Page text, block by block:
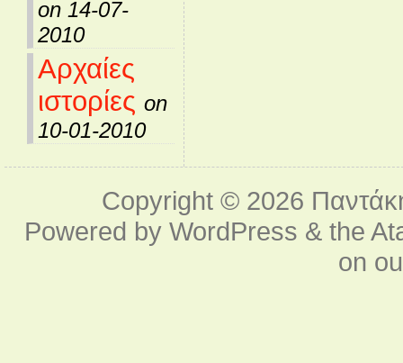
on 14-07-
2010
Αρχαίες
ιστορίες on
10-01-2010
Copyright © 2026
Powered byWordPress & the
on